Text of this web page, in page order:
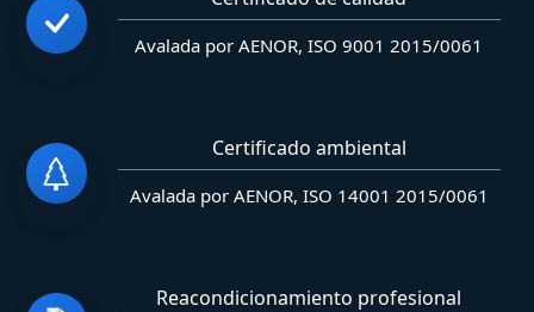
Avalada por AENOR, ISO 9001 2015/0061
Certificado ambiental
Avalada por AENOR, ISO 14001 2015/0061
Reacondicionamiento profesional